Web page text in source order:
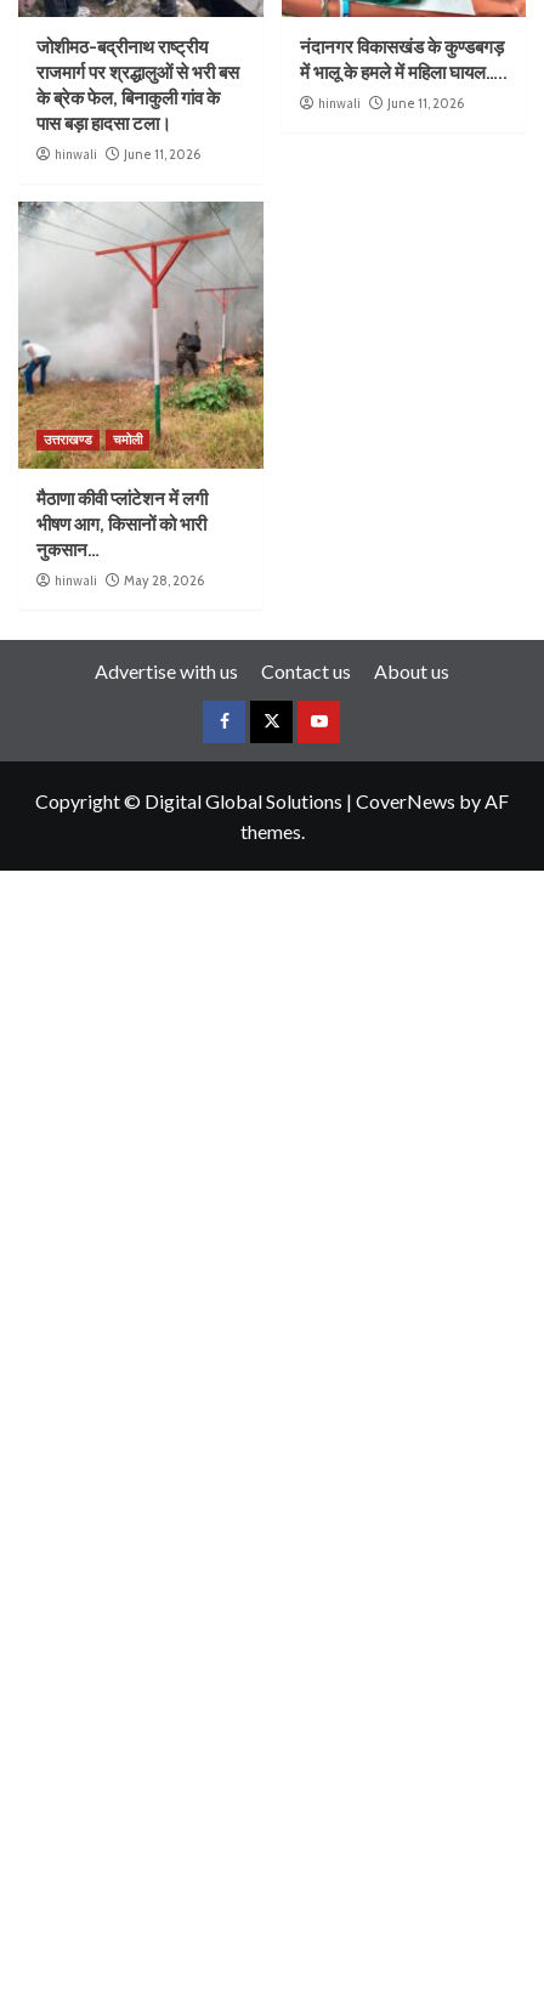
जोशीमठ-बद्रीनाथ राष्ट्रीय
राजमार्ग पर श्रद्धालुओं से भरी बस
के ब्रेक फेल, बिनाकुली गांव के
पास बड़ा हादसा टला।
hinwali June 11, 2026
नंदानगर विकासखंड के कुण्डबगड़
में भालू के हमले में महिला घायल…..
hinwali June 11, 2026
उत्तराखण्ड चमोली
मैठाणा कीवी प्लांटेशन में लगी
भीषण आग, किसानों को भारी
नुकसान…
hinwali May 28, 2026
Advertise with us Contact us About us
Copyright © Digital Global Solutions | CoverNews by AF
themes.